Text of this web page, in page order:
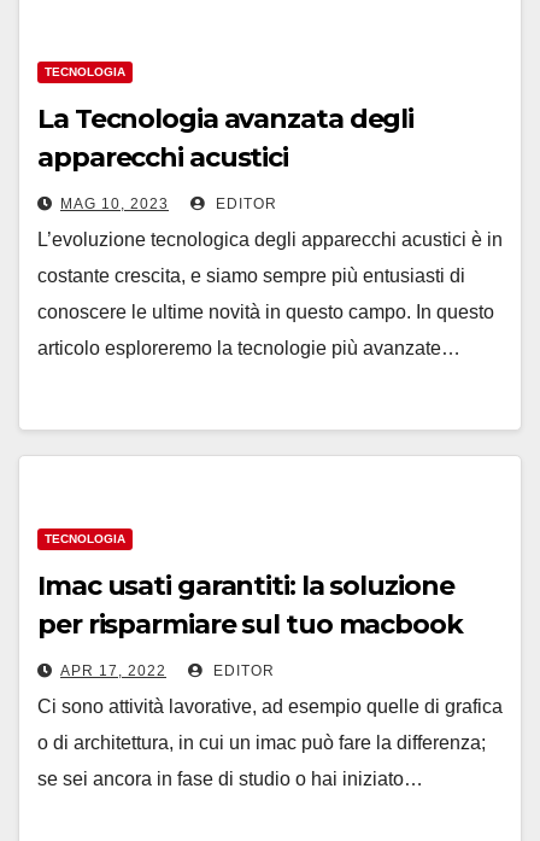
TECNOLOGIA
La Tecnologia avanzata degli
apparecchi acustici
MAG 10, 2023 EDITOR
L’evoluzione tecnologica degli apparecchi acustici è in
costante crescita, e siamo sempre più entusiasti di
conoscere le ultime novità in questo campo. In questo
articolo esploreremo la tecnologie più avanzate…
TECNOLOGIA
Imac usati garantiti: la soluzione
per risparmiare sul tuo macbook
APR 17, 2022 EDITOR
Ci sono attività lavorative, ad esempio quelle di grafica
o di architettura, in cui un imac può fare la differenza;
se sei ancora in fase di studio o hai iniziato…